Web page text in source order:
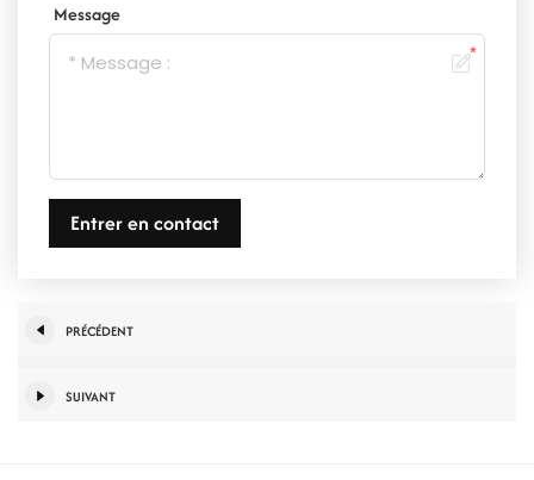
Message
Entrer en contact
PRÉCÉDENT
SUIVANT